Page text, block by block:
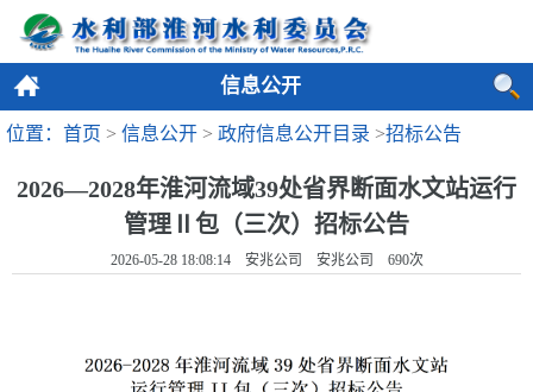
信息公开
位置：首页 > 信息公开 > 政府信息公开目录 >招标公告
2026—2028年淮河流域39处省界断面水文站运行
管理Ⅱ包（三次）招标公告
2026-05-28 18:08:14 安兆公司 安兆公司 690次